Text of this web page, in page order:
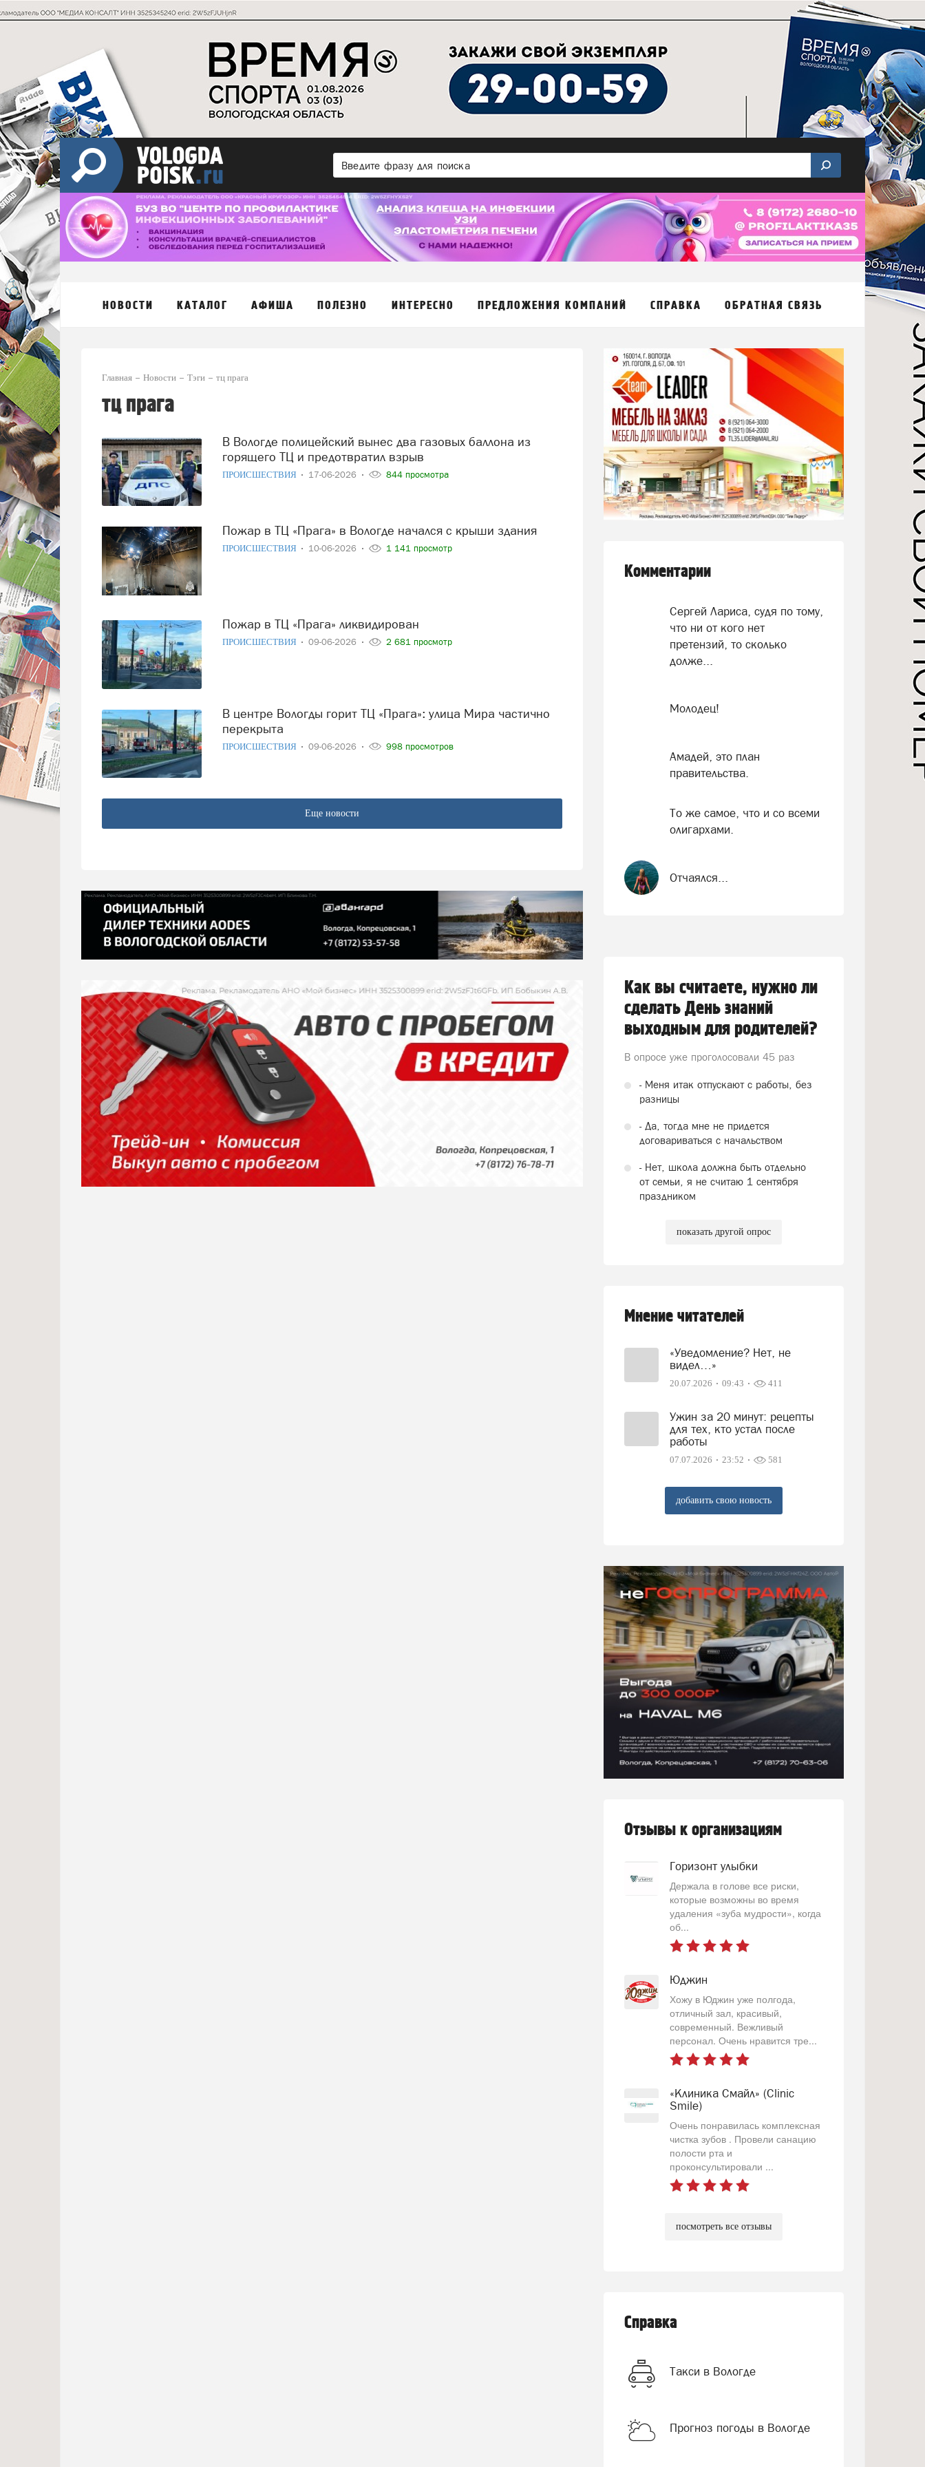
НОВОСТИ КАТАЛОГ АФИША ПОЛЕЗНО ИНТЕРЕСНО ПРЕДЛОЖЕНИЯ КОМПАНИЙ СПРАВКА ОБРАТНАЯ СВЯЗЬ
Главная Новости Тэги тц прага
тц прага
В Вологде полицейский вынес два газовых баллона из
горящего ТЦ и предотвратил взрыв
ПРОИСШЕСТВИЯ 17-06-2026 844 просмотра
Пожар в ТЦ «Прага» в Вологде начался с крыши здания
ПРОИСШЕСТВИЯ 10-06-2026 1 141 просмотр
Пожар в ТЦ «Прага» ликвидирован
ПРОИСШЕСТВИЯ 09-06-2026 2 681 просмотр
В центре Вологды горит ТЦ «Прага»: улица Мира частично
перекрыта
ПРОИСШЕСТВИЯ 09-06-2026 998 просмотров
Еще новости
Комментарии
Сергей Лариса, судя по тому,
что ни от кого нет
претензий, то сколько
долже...
Молодец!
Амадей, это план
правительства.
То же самое, что и со всеми
олигархами.
Отчаялся...
Как вы считаете, нужно ли
сделать День знаний
выходным для родителей?
В опросе уже проголосовали 45 раз
- Меня итак отпускают с работы, без
разницы
- Да, тогда мне не придется
договариваться с начальством
- Нет, школа должна быть отдельно
от семьи, я не считаю 1 сентября
праздником
показать другой опрос
Мнение читателей
«Уведомление? Нет, не
видел…»
20.07.2026 09:43 411
Ужин за 20 минут: рецепты
для тех, кто устал после
работы
07.07.2026 23:52 581
добавить свою новость
Отзывы к организациям
Горизонт улыбки
Держала в голове все риски,
которые возможны во время
удаления «зуба мудрости», когда
об...
Юджин
Хожу в Юджин уже полгода,
отличный зал, красивый,
современный. Вежливый
персонал. Очень нравится тре...
«Клиника Смайл» (Clinic
Smile)
Очень понравилась комплексная
чистка зубов . Провели санацию
полости рта и
проконсультировали ...
посмотреть все отзывы
Справка
Такси в Вологде
Прогноз погоды в Вологде